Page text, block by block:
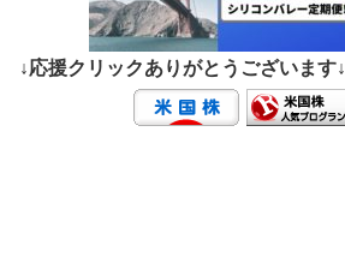
↓応援クリックありがとうございます↓